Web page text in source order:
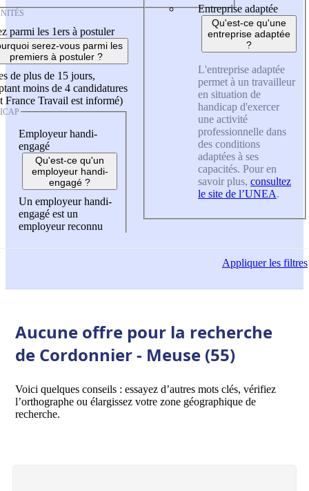
parmi les 1ers à postuler
serez-vous parmi les
premiers à postuler ?
de plus de 15 jours,
moins de 4 candidatures
France Travail est informé)
Employeur handi-
engagé
Qu'est-ce qu'un
employeur handi-
engagé ?
Un employeur handi-
engagé est un
employeur reconnu
Entreprise adaptée
Qu'est-ce qu'une
entreprise adaptée
?
L'entreprise adaptée
permet à un travailleur
en situation de
handicap d'exercer
une activité
professionnelle dans
des conditions
adaptées à ses
capacités. Pour en
savoir plus, consultez
le site de l’UNEA.
Appliquerles filtres
Aucune offre pour la recherche
de Cordonnier - Meuse (55)
Voici quelques conseils : essayez d’autres mots clés, vérifiez
l’orthographe ou élargissez votre zone géographique de
recherche.